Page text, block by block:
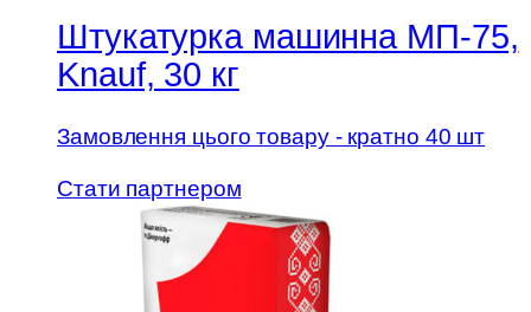
Штукатурка машинна МП-75,
Knauf, 30 кг
Замовлення цього товару - кратно 40 шт
Стати партнером